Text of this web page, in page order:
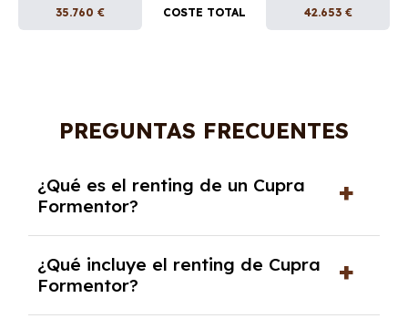
35.760 € COSTE TOTAL 42.653 €
PREGUNTAS FRECUENTES
¿Qué es el renting de un Cupra
Formentor?
contrato de alquiler a largo plazo en el que
pagas una cuota mensual fija por el uso del
coche durante un periodo determinado,
¿Qué incluye el renting de Cupra
Formentor?